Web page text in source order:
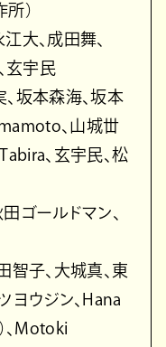
）
大、成田舞、
玄宇民
、坂本森海、坂本
、山城丗
、玄宇民、松
ゴールドマン、
智子、大城真、東
ヨウジン、Hana
、Motoki